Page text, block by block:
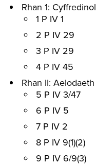
Rhan 1: Cyffredinol
1 P IV 1
2 P IV 29
3 P IV 29
4 P IV 45
Rhan II: Aelodaeth
5 P IV 3/47
6 P IV 5
7 P IV 2
8 P IV 9(1)(2)
9 P IV 6/9(3)